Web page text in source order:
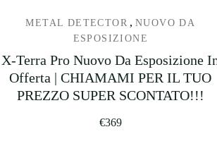
METAL DETECTOR , NUOVO DA
ESPOSIZIONE
X-Terra Pro Nuovo Da Esposizione
Offerta | CHIAMAMI PER IL TUO
PREZZO SUPER SCONTATO!!!
€369